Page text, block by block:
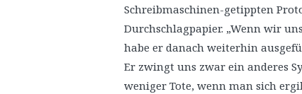
Schreibmaschinen-getippten
Durchschlagpapier. „Wenn wir
habe er danach weiterhin
Er zwingt uns zwar ein anderes
weniger Tote, wenn man sich